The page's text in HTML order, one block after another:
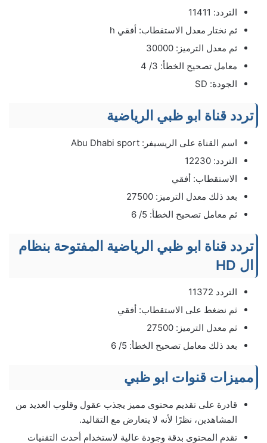
التردد: 11411
ثم نختار معدل الاستقطاب: أفقي h
ثم معدل الترميز: 30000
معامل تصحيح الخطأ: 3/ 4
الجودة: SD
تردد قناة ابو ظبي الرياضية
اسم القناة على الريسيفر: Abu Dhabi sport
التردد: 12230
الاستقطاب: أفقي
بعد ذلك معدل الترميز: 27500
ثم معامل تصحيح الخطأ: 5/ 6
تردد قناة ابو ظبي الرياضية المفتوحة بنظام
ال HD
التردد 11372
ثم نضغط على الاستقطاب: أفقي
ثم معدل الترميز: 27500
بعد ذلك معامل تصحيح الخطأ: 5/ 6
مميزات قنوات ابو ظبي
قادرة على تقديم محتوى مميز يجذب عقول وقلوب العديد من
المشاهدين، نظرًا لأنه لا يتعارض مع التقاليد.
تقدم المحتوى بدقة وجودة عالية لاستخدام أحدث التقنيات